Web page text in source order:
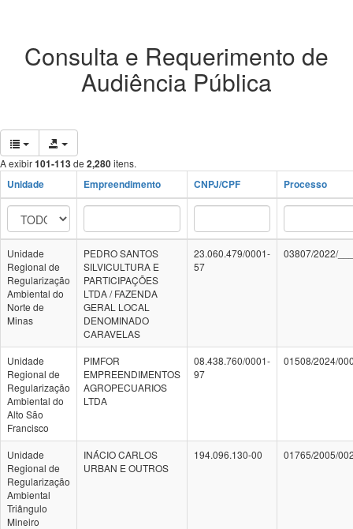
Consulta e Requerimento de
Audiência Pública
A exibir101-113de 2,280itens.
Unidade Empreendimento CNPJ/CPF Processo
Unidade
Regional de
Regularização
Ambiental do
Norte de
Minas
PEDRO SANTOS
SILVICULTURA E
PARTICIPAÇÕES
LTDA / FAZENDA
GERAL LOCAL
DENOMINADO
CARAVELAS
23.060.479/0001-
57
03807/2022/
Unidade
Regional de
Regularização
Ambiental do
Alto São
Francisco
PIMFOR
EMPREENDIMENTOS
AGROPECUARIOS
LTDA
08.438.760/0001-
97
01508/2024/
Unidade
Regional de
Regularização
Ambiental
Triângulo
Mineiro
INÁCIO CARLOS
URBAN E OUTROS
194.096.130-00 01765/2005/